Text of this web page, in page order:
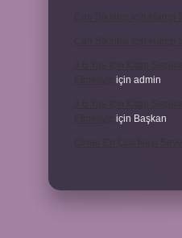
için admin
için Başkan